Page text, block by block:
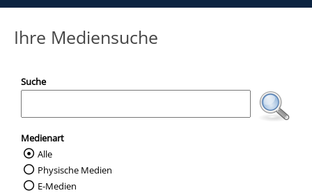
Ihre Mediensuche
Suche
Medienart
Wählen Sie die Medienart nach der Sie
Alle
Physische Medien
E-Medien